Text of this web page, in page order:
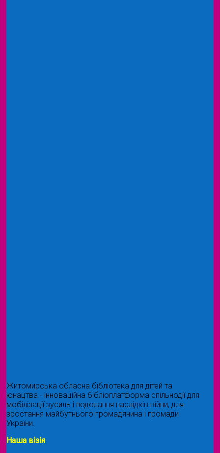
Житомирська обласна бібліотека для дітей та
юнацтва - інноваційна бібліоплатформа спільнодії для
мобілізації зусиль і подолання наслідків війни, для
зростання майбутнього громадянина і громади
України.
Наша візія